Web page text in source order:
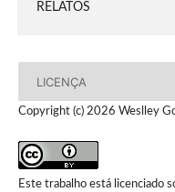
RELATOS
LICENÇA
Copyright (c) 2026 Weslley
Este trabalho está licenciado